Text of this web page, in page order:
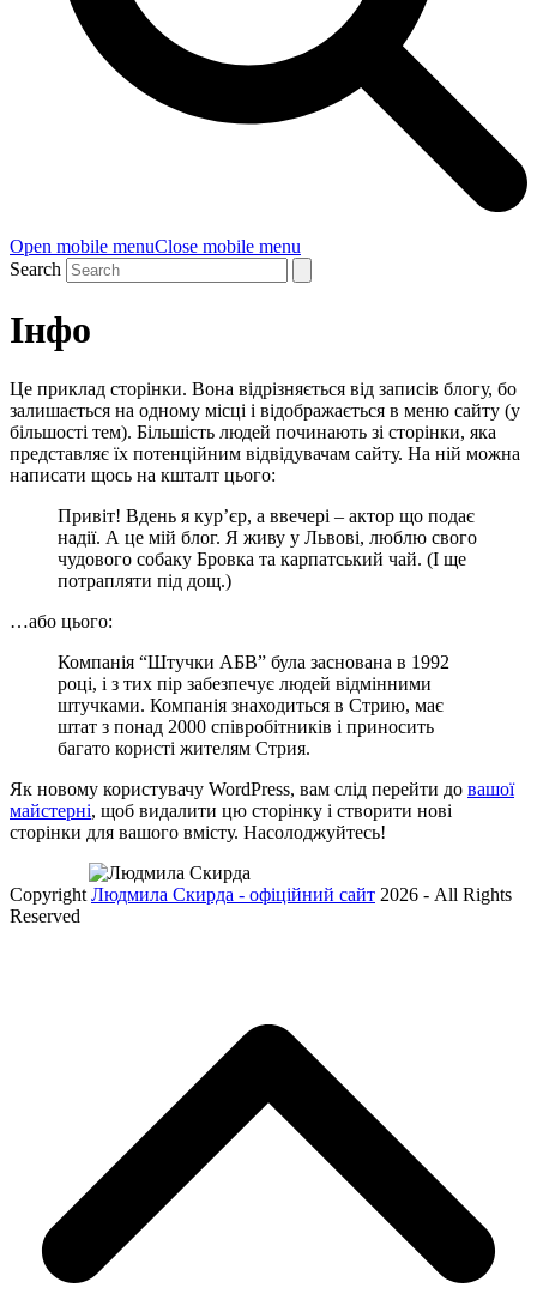
Open mobile menuClose mobile menu
Search
Інфо
Це приклад сторінки. Вона відрізняється від записів блогу, бо
залишається на одному місці і відображається в меню сайту (у
більшості тем). Більшість людей починають зі сторінки, яка
представляє їх потенційним відвідувачам сайту. На ній можна
написати щось на кшталт цього:
Привіт! Вдень я кур’єр, а ввечері – актор що подає
надії. А це мій блог. Я живу у Львові, люблю свого
чудового собаку Бровка та карпатський чай. (І ще
потрапляти під дощ.)
…або цього:
Компанія “Штучки АБВ” була заснована в 1992
році, і з тих пір забезпечує людей відмінними
штучками. Компанія знаходиться в Стрию, має
штат з понад 2000 співробітників і приносить
багато користі жителям Стрия.
Як новому користувачу WordPress, вам слід перейти до вашої
майстерні, щоб видалити цю сторінку і створити нові
сторінки для вашого вмісту. Насолоджуйтесь!
Copyright Людмила Скирда - офіційний сайт 2026 - All Rights
Reserved